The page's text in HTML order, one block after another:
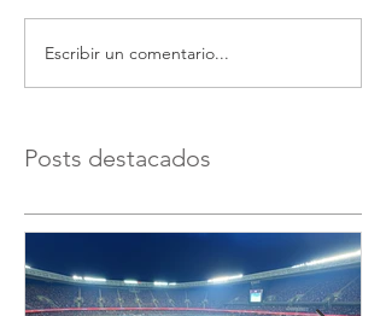
Escribir un comentario...
Posts destacados